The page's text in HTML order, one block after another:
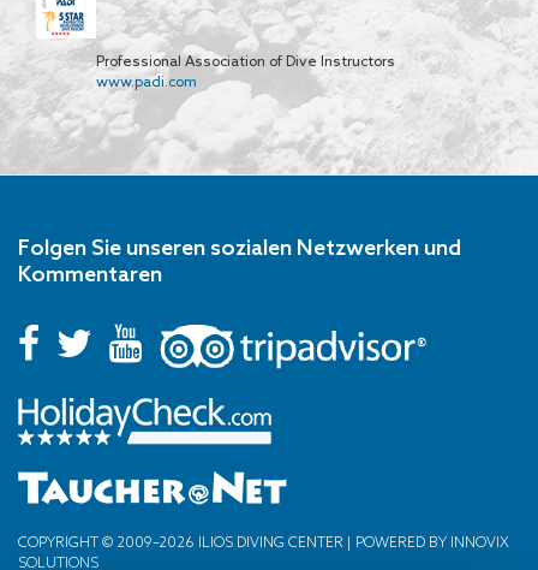
Professional Association of Dive Instructors
www.padi.com
Folgen Sie unseren sozialen Netzwerken und
Kommentaren
COPYRIGHT © 2009–2026 ILIOS DIVING CENTER | POWERED BY INNOVIX
SOLUTIONS